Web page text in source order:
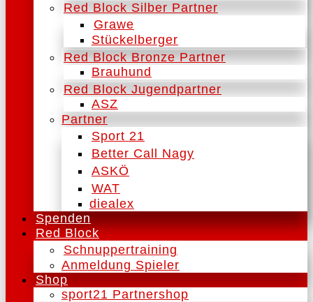
Red Block Silber Partner
Grawe
Stückelberger
Red Block Bronze Partner
Brauhund
Red Block Jugendpartner
ASZ
Partner
Sport 21
Better Call Nagy
ASKÖ
WAT
diealex
Spenden
Red Block
Schnuppertraining
Anmeldung Spieler
Shop
sport21 Partnershop